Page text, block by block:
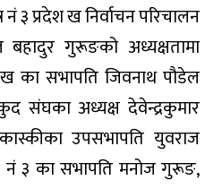
नं ३ प्रदेश ख निर्वाचन परिचालन
गुरूङको अध्यक्षतामा
ख का सभापति जिवनाथ पौडेल
संघका अध्यक्ष देवेन्द्रकुमार
उपसभापति युवराज
नं ३ का सभापति मनोज गुरूङ,